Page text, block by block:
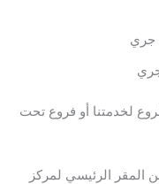
لخدمتنا أو فروع تحت
المقر الرئيسي لمركز